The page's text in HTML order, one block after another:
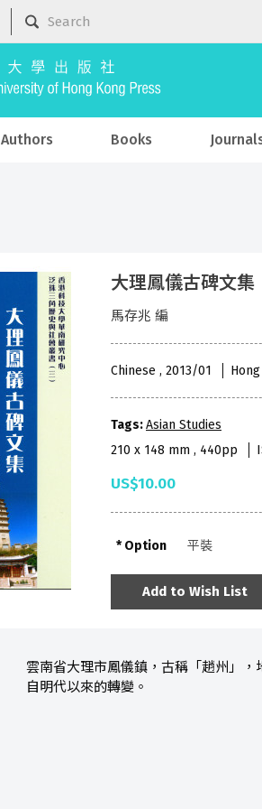
Authors Books
大理鳳儀古碑文集
馬存兆 編
Chinese , 2013/01
Tags:Asian Studies
210 x 148 mm , 440pp
US$10.00
Option
Add to Wish List
雲南省大理市鳳儀鎮，古稱「趙州」
自明代以來的轉變。